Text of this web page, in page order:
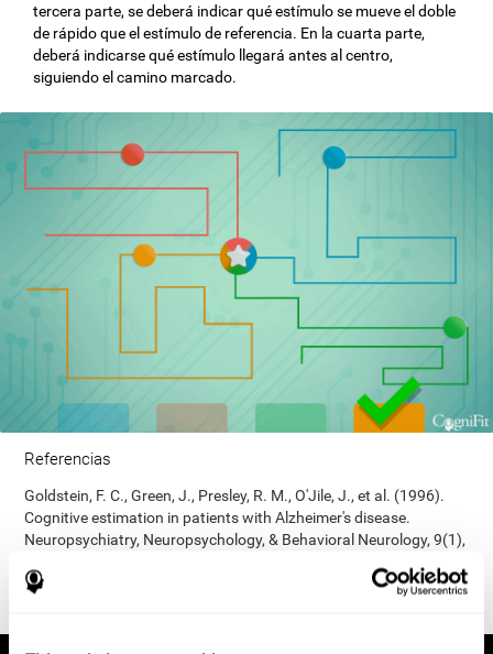
tercera parte, se deberá indicar qué estímulo se mueve el doble
de rápido que el estímulo de referencia. En la cuarta parte,
deberá indicarse qué estímulo llegará antes al centro,
siguiendo el camino marcado.
Referencias
Goldstein, F. C., Green, J., Presley, R. M., O'Jile, J., et al. (1996).
Cognitive estimation in patients with Alzheimer's disease.
Neuropsychiatry, Neuropsychology, & Behavioral Neurology, 9(1),